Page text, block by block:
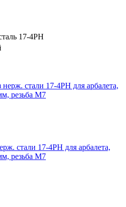
17-4PH
стали 17-4PH для арбалета,
резьба М7